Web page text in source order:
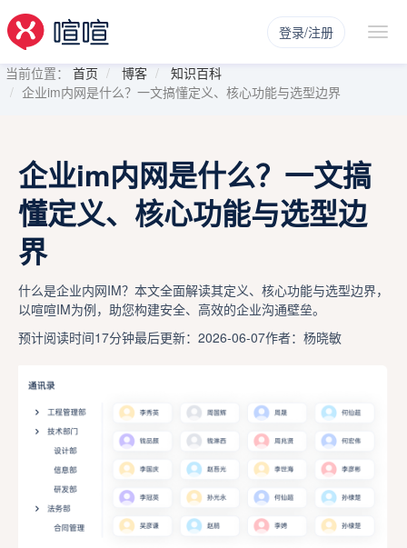
登录/注册
当前位置： 首页 博客
知识百科
企业im内网是什么？一文搞懂定义、核心功能与选型边界
企业im内网是什么？一文搞
懂定义、核心功能与选型边
界
什么是企业内网IM？本文全面解读其定义、核心功能与选型边界，
以喧喧IM为例，助您构建安全、高效的企业沟通壁垒。
预计阅读时间17分钟最后更新：2026-06-07作者：杨晓敏